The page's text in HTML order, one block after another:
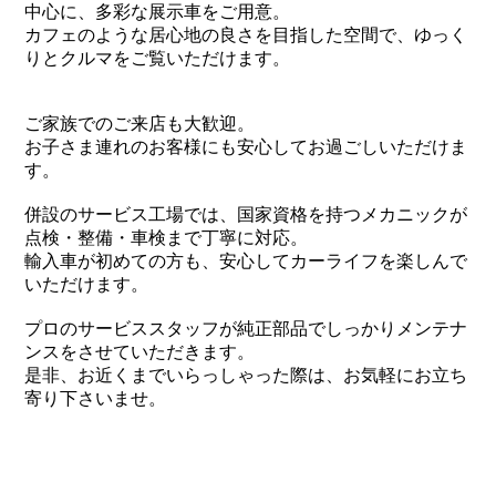
中心に、多彩な展示車をご用意。
カフェのような居心地の良さを目指した空間で、ゆっく
りとクルマをご覧いただけます。
ご家族でのご来店も大歓迎。
お子さま連れのお客様にも安心してお過ごしいただけま
す。
併設のサービス工場では、国家資格を持つメカニックが
点検・整備・車検まで丁寧に対応。
輸入車が初めての方も、安心してカーライフを楽しんで
いただけます。
プロのサービススタッフが純正部品でしっかりメンテナ
ンスをさせていただきます。
是非、お近くまでいらっしゃった際は、お気軽にお立ち
寄り下さいませ。